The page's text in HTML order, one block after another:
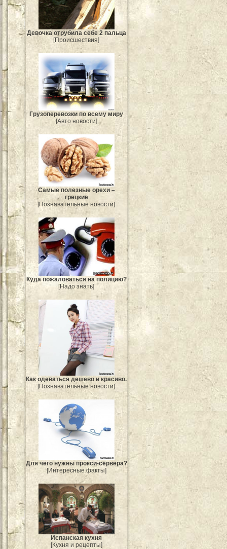
Девочка отрубила себе 2 пальца
[Происшествия]
Грузоперевозки по всему миру
[Авто новости]
Самые полезные орехи –
грецкие
[Познавательные новости]
Куда пожаловаться на полицию?
[Надо знать]
Как одеваться дешево и красиво.
[Познавательные новости]
Для чего нужны прокси-сервера?
[Интересные факты]
Испанская кухня
[Кухня и рецепты]